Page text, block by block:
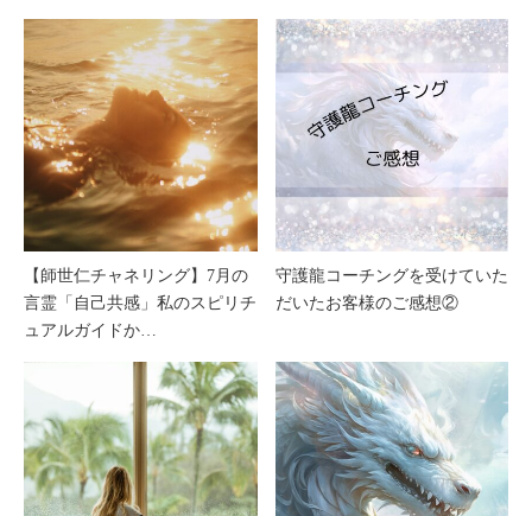
【師世仁チャネリング】7月の
言霊「自己共感」私のスピリチ
ュアルガイドか…
守護龍コーチングを受けていた
だいたお客様のご感想②